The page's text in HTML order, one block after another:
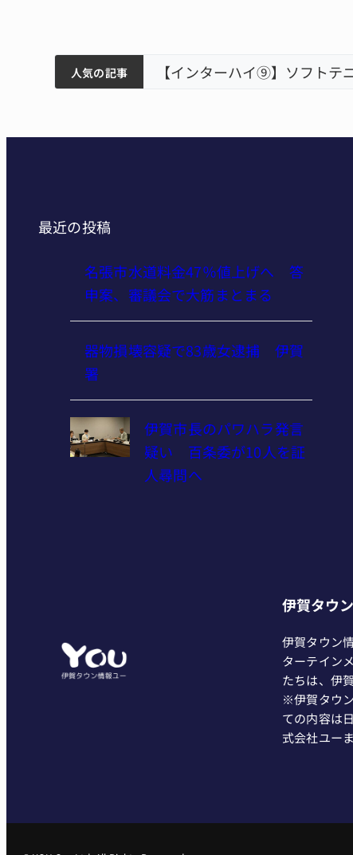
人気の記事
ィアで清掃 伊賀
3回目の派遣 【インターハイ⑨】ソフト
最近の投稿
名張市水道料金47％値上げへ 答
申案、審議会で大筋まとまる
器物損壊容疑で83歳女逮捕 伊賀
署
伊賀市長のパワハラ発言
疑い 百条委が10人を証
人尋問へ
伊賀タウ
伊賀タウン
ターテイン
たちは、伊
※伊賀タウ
ての内容は
式会社ユー